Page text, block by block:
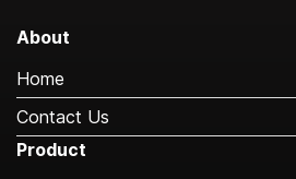
About
Home
Contact Us
Product